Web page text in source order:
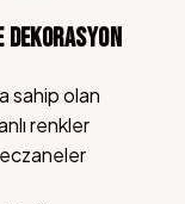
sahip olan
renkler